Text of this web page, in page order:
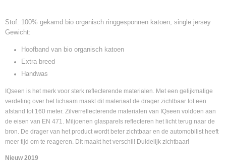
Stof: 100% gekamd bio organisch ringgesponnen katoen, single jersey
Gewicht:
Hoofband van bio organisch katoen
Extra breed
Handwas
IQseen is het merk voor sterk reflecterende materialen. Met een gelijkmatige
verdeling over het lichaam maakt dit materiaal de drager zichtbaar tot een
afstand tot 160 meter. Zilverreflecterende materialen van IQseen voldoen aan
de eisen van EN 471. Miljoenen glasparels reflecteren het licht terug naar de
bron. De drager van het product wordt beter zichtbaar en de automobilist heeft
meer tijd om te reageren. Dit maakt het verschil! Duidelijk zichtbaar!
Nieuw 2019